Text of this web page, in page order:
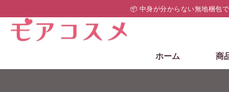
ホーム 商
📦 中身が分からない無地梱包